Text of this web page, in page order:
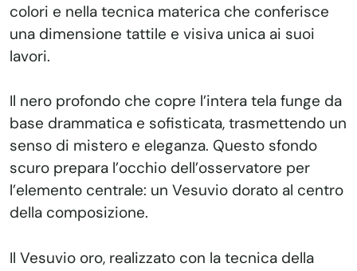
colori e nella tecnica materica che conferisce
una dimensione tattile e visiva unica ai suoi
lavori.
Il nero profondo che copre l’intera tela funge da
base drammatica e sofisticata, trasmettendo un
senso di mistero e eleganza. Questo sfondo
scuro prepara l’occhio dell’osservatore per
l’elemento centrale: un Vesuvio dorato al centro
della composizione.
Il Vesuvio oro, realizzato con la tecnica della